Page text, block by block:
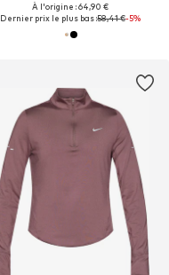
À l'origine : 64,90 €
Dernier prix le plus bas :58,41 €-5%